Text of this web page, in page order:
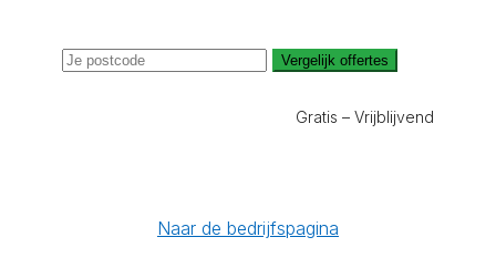
Vergelijk offertes
Gratis – Vrijblijvend
Naar de bedrijfspagina